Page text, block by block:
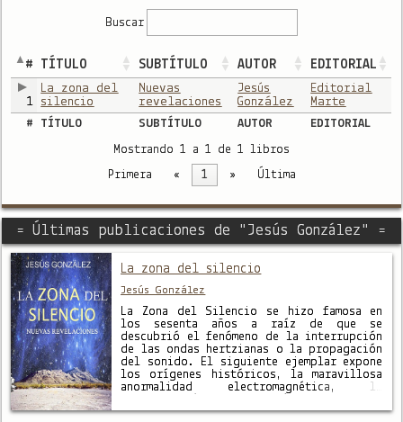
Buscar
# TÍTULO SUBTÍTULO AUTOR EDITORIAL
1
La zona del
silencio
Nuevas
revelaciones
Jesús
González
Editorial
Marte
#
TÍTULO SUBTÍTULO AUTOR
EDITORIAL
Mostrando 1 a 1 de 1 libros
Primera « 1 » Última
= Últimas publicaciones de "Jesús González" =
La zona del silencio
Jesús González
La Zona del Silencio se hizo famosa en
los sesenta años a raíz de que se
descubrió el fenómeno de la interrupción
de las ondas hertzianas o la propagación
del sonido. El siguiente ejemplar expone
los orígenes históricos, la maravillosa
anormalidad electromagnética, la
física de ovnis, una comunidad